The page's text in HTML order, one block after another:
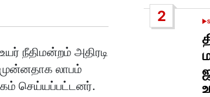
நீதிமன்றம் அதிரடி
லாபம்
செய்யப்பட்டனர்.
2